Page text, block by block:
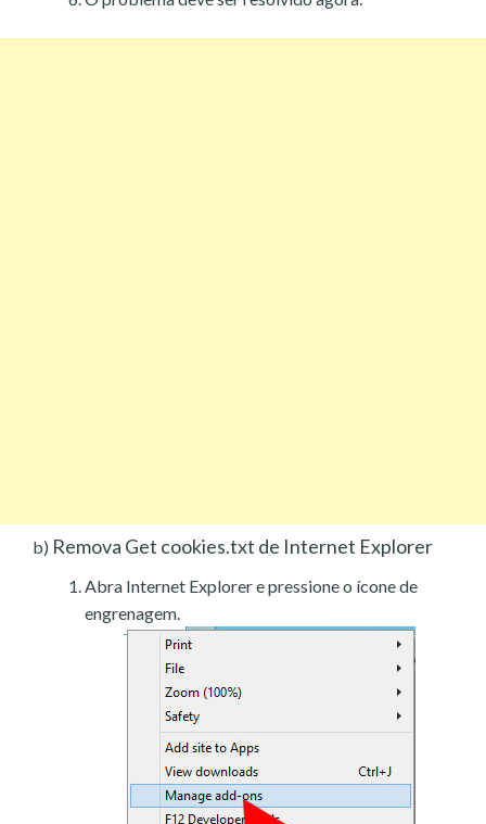
b) Remova Get cookies.txt de Internet Explorer
Abra Internet Explorer e pressione o ícone de
engrenagem.